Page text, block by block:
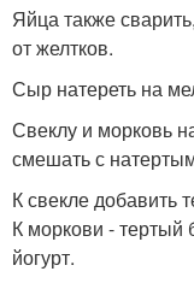
Яйца также
от желтков.
Сыр натереть на
Свеклу и морковь
смешать с
К свекле добавить
К моркови - тертый
йогурт.